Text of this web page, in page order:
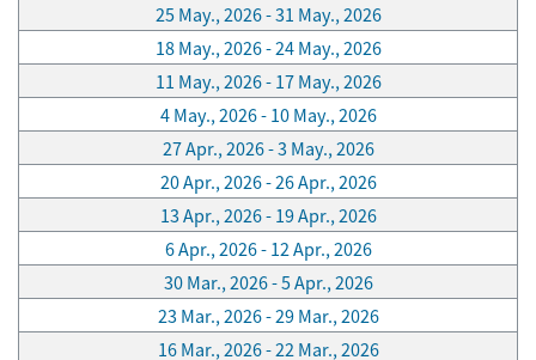
25 May., 2026 - 31 May., 2026
18 May., 2026 - 24 May., 2026
11 May., 2026 - 17 May., 2026
4 May., 2026 - 10 May., 2026
27 Apr., 2026 - 3 May., 2026
20 Apr., 2026 - 26 Apr., 2026
13 Apr., 2026 - 19 Apr., 2026
6 Apr., 2026 - 12 Apr., 2026
30 Mar., 2026 - 5 Apr., 2026
23 Mar., 2026 - 29 Mar., 2026
16 Mar., 2026 - 22 Mar., 2026